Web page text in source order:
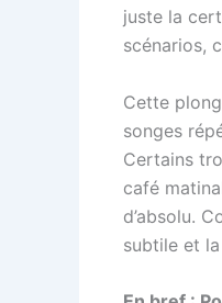
juste la
scénarios,
Cette
songes
Certains
café
d’absolu.
subtile et